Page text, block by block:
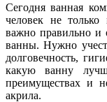
Сегодня ванная
человек не
важно правильно и
ванны. Нужно
долговечность,
какую ванну
преимуществах и
акрила.